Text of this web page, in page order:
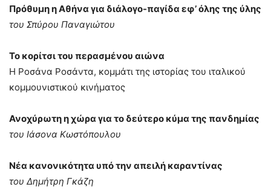
Πρόθυμη η Αθήνα για διάλογο-παγίδα εφ’ όλης της ύλης
του Σπύρου Παναγιώτου
Το κορίτσι του περασμένου αιώνα
Η Ροσάνα Ροσάντα, κομμάτι της ιστορίας του ιταλικού
κομμουνιστικού κινήματος
Ανοχύρωτη η χώρα για το δεύτερο κύμα της πανδημίας
του Ιάσονα Κωστόπουλου
Νέα κανονικότητα υπό την απειλή καραντίνας
του Δημήτρη Γκάζη